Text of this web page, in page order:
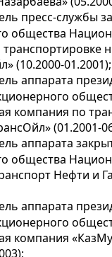
пресс-службы
общества
(10.2000-01.2001);
аппарата
компания по
(01.2001-
аппарата
общества
Нефти и
аппарата
компания